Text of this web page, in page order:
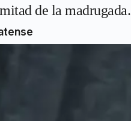
de la madrugada.